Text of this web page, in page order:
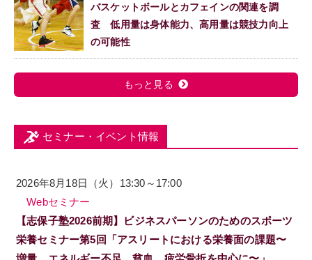
バスケットボールとカフェインの関連を調
査 低用量は身体能力、高用量は競技力向上
の可能性
もっと見る
セミナー・イベント情報
2026年8月18日（火）13:30～17:00
Webセミナー
【志保子塾2026前期】ビジネスパーソンのためのスポーツ
栄養セミナー第5回「アスリートにおける栄養面の課題〜